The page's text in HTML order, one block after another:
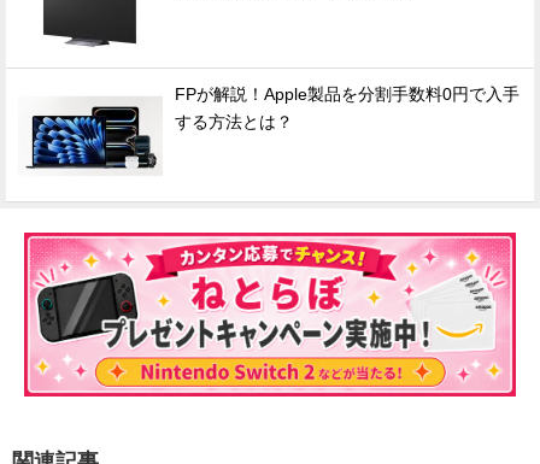
FPが解説！Apple製品を分割手数料0円で入手
する方法とは？